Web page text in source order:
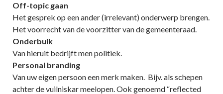
Off-topic gaan
Het gesprek op een ander (irrelevant) onderwerp brengen.
Het voorrecht van de voorzitter van de gemeenteraad.
Onderbuik
Van hieruit bedrijft men politiek.
Personal branding
Van uw eigen persoon een merk maken. Bijv. als schepen
achter de vuilniskar meelopen. Ook genoemd “reflected